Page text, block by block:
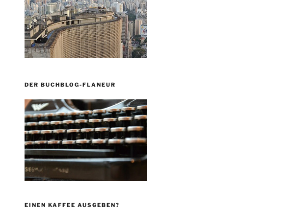
DER BUCHBLOG-FLANEUR
EINEN KAFFEE AUSGEBEN?